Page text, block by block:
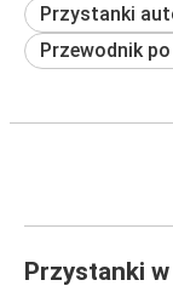
Przystanki
Przewodnik
Przystanki